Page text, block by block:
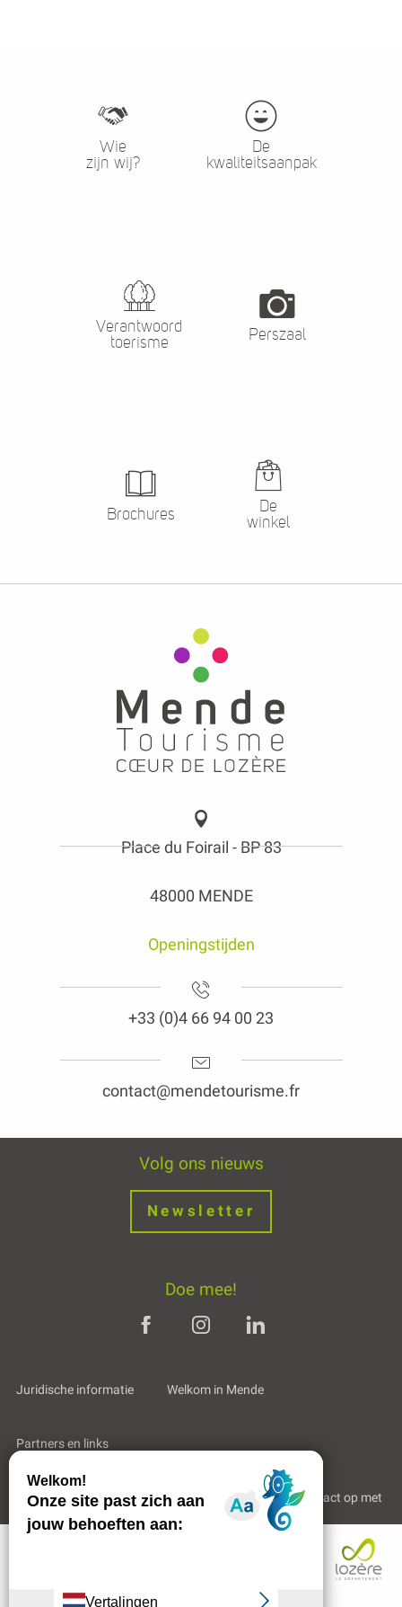
Wie
zijn wij?
De
kwaliteitsaanpak
Verantwoord
toerisme
Perszaal
Brochures
De
winkel
Place du Foirail - BP 83
48000 MENDE
Openingstijden
+33 (0)4 66 94 00 23
contact@mendetourisme.fr
Volg ons nieuws
Newsletter
Doe mee!
Juridische informatie Welkom in Mende
Partners en links
Professioneel gebied Wie zijn wij? Neem contact op met